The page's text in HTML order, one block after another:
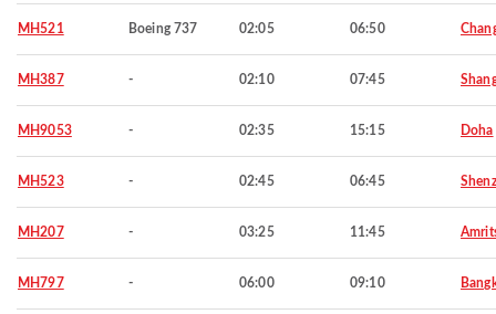
MH521 Boeing 737 02:05 06:50
MH387 - 02:10 07:45
MH9053 - 02:35 15:15 Doha
MH523 - 02:45 06:45
MH207 - 03:25 11:45
MH797 - 06:00 09:10